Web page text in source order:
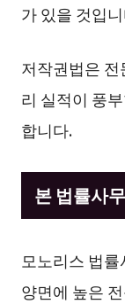
가 있을 것입
저작권법은
리 실적이 풍
합니다.
본 법률사
모노리스 법
양면에 높은